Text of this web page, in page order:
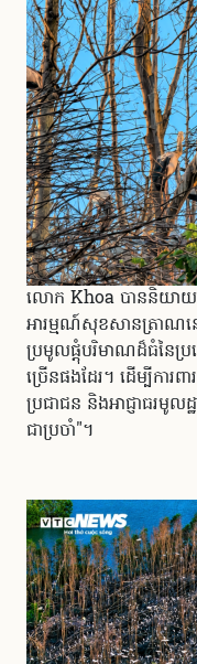
លោក Khoa បាននិយាយ
អារម្មណ៍សុខសានត្រាណ
ប្រមូលផ្តុំបរិមាណដ៏ធំនៃប្រ
ច្រើនផងដែរ។ ដើម្បីការ
ប្រជាជន និងអាជ្ញាធរមូល
ជាប្រចាំ"។